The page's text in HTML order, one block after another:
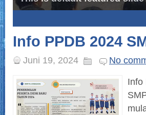
4
Info PPDB 2024
Juni 19, 2024
No
Info